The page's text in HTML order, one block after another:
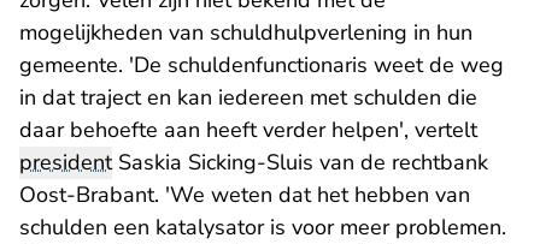
mogelijkheden van schuldhulpverlening in hun
gemeente. 'De schuldenfunctionaris weet de weg
in dat traject en kan iedereen met schulden die
daar behoefte aan heeft verder helpen', vertelt
presidentSaskia Sicking-Sluis van de rechtbank
Oost-Brabant. 'We weten dat het hebben van
schulden een katalysator is voor meer problemen.